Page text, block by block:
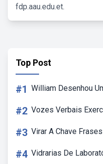
fdp.aau.edu.et.
Top Post
#1 William Desenhou
#2 Vozes Verbais
#3 Virar A Chave Frases
#4 Vidrarias De